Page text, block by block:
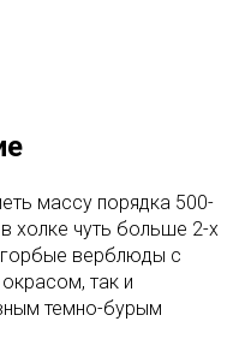
массу порядка 500-
холке чуть больше 2-х
верблюды с
так и
темно-бурым